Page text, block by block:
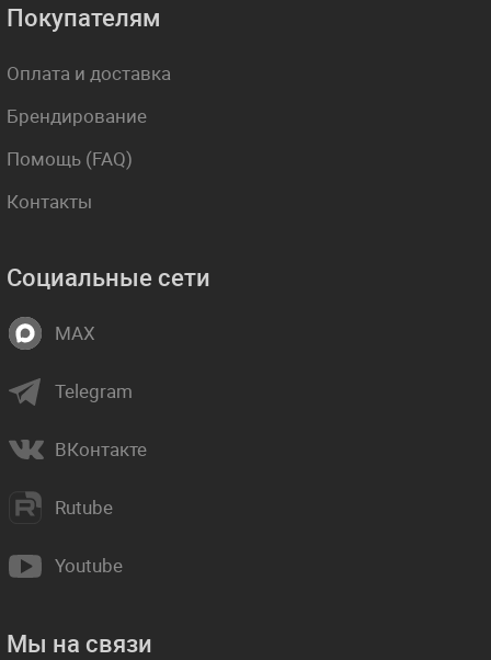
Покупателям
Оплата и доставка
Брендирование
Помощь (FAQ)
Контакты
Социальные сети
MAX
Telegram
ВКонтакте
Rutube
Youtube
Мы на связи